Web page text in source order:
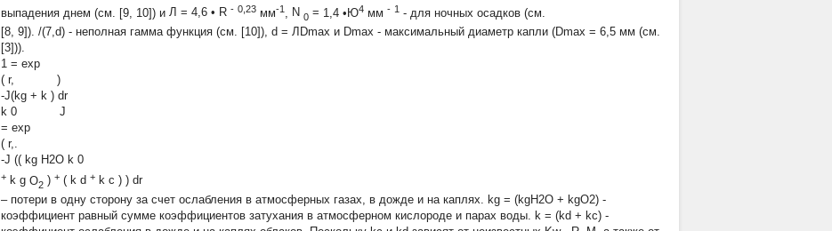
выпадения днем (см. [9, 10]) и Л = 4,6 • R - 0,23 мм-1 N 0 = 1,4 •Ю4 мм - 1 - для ночных осадков (см.
[8, 9]). /(7,d) - неполная гамма функция (см. [10]), d = ЛDmax и Dmax - максимальный диаметр капли (Dmax = 6,5 мм (см.
[3])).
1 = exp
( r, )
-J(kg + k ) dr
k 0 J
= exp
( r,.
-J (( kg H2O k 0
+ k g O2 ) + ( k d + k c ) ) dr
– потери в одну сторону за счет ослабления в атмосферных газах, в дожде и на каплях. kg = (kgH2O + kgO2) -
коэффициент равный сумме коэффициентов затухания в атмосферном кислороде и парах воды. k = (kd + kc) -